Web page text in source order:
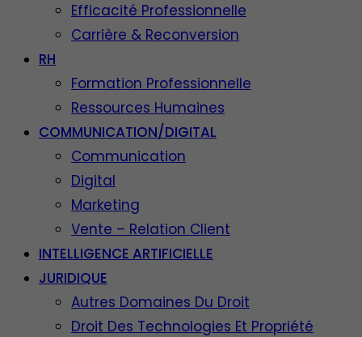
Efficacité Professionnelle
Carrière & Reconversion
RH
Formation Professionnelle
Ressources Humaines
COMMUNICATION/DIGITAL
Communication
Digital
Marketing
Vente – Relation Client
INTELLIGENCE ARTIFICIELLE
JURIDIQUE
Autres Domaines Du Droit
Droit Des Technologies Et Propriété